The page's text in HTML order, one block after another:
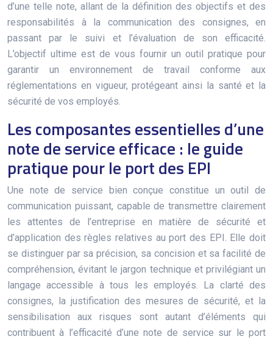
d’une telle note, allant de la définition des objectifs et des
responsabilités à la communication des consignes, en
passant par le suivi et l’évaluation de son efficacité.
L’objectif ultime est de vous fournir un outil pratique pour
garantir un environnement de travail conforme aux
réglementations en vigueur, protégeant ainsi la santé et la
sécurité de vos employés.
Les composantes essentielles d’une
note de service efficace : le guide
pratique pour le port des EPI
Une note de service bien conçue constitue un outil de
communication puissant, capable de transmettre clairement
les attentes de l’entreprise en matière de sécurité et
d’application des règles relatives au port des EPI. Elle doit
se distinguer par sa précision, sa concision et sa facilité de
compréhension, évitant le jargon technique et privilégiant un
langage accessible à tous les employés. La clarté des
consignes, la justification des mesures de sécurité, et la
sensibilisation aux risques sont autant d’éléments qui
contribuent à l’efficacité d’une note de service sur le port